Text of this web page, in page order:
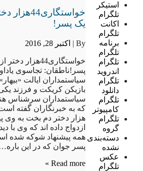
استیکر
تلگرام
اکانت
تلگرام
برنامه
تلگرام
تلگرام
اندروید
تلگرام
دانلود
تلگرام
کامپیوتر
تلگرام
گروه
دسته‌بندی
نشده
عکس
تلگرام
یک پسر!
By | اکتبر 28, 2016
خواستگاری44هزار
پسر!ناطقان: تجاسوی یاداو
سیاستمداران ایالت
بازیکن کریکت و فرزند یکی
سیاستمداران سرشناس
هزار دختر دم بخت به وی
ازدواج داده اند که وی با
همه پیشنهاد شوکه شده
پسر جوان که در این
Read more »